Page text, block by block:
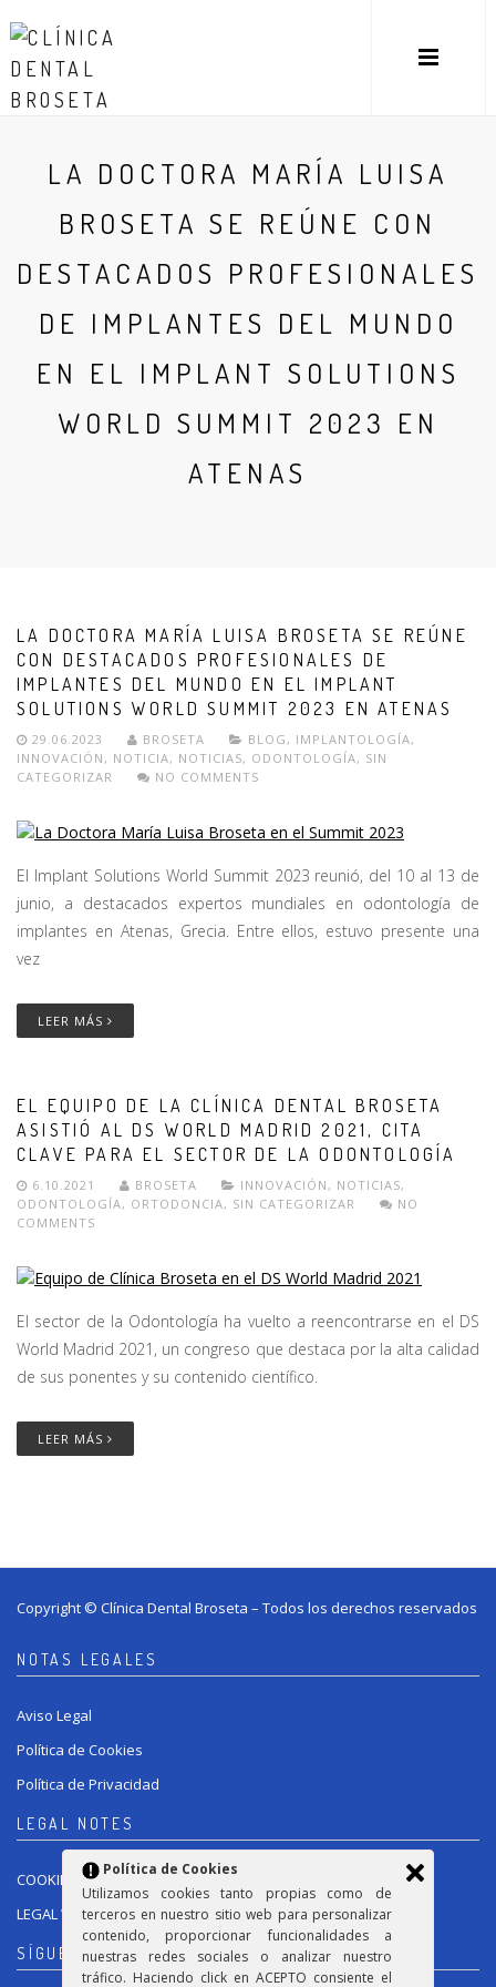
LA DOCTORA MARÍA LUISA
BROSETA SE REÚNE CON
DESTACADOS PROFESIONALES
DE IMPLANTES DEL MUNDO
EN EL IMPLANT SOLUTIONS
WORLD SUMMIT 2023 EN
ATENAS
LA DOCTORA MARÍA LUISA BROSETA SE REÚNE
CON DESTACADOS PROFESIONALES DE
IMPLANTES DEL MUNDO EN EL IMPLANT
SOLUTIONS WORLD SUMMIT 2023 EN ATENAS
29.06.2023 BROSETA BLOG , IMPLANTOLOGÍA,
INNOVACIÓN , NOTICIA, NOTICIAS, ODONTOLOGÍA, SIN
CATEGORIZAR
NO COMMENTS
El Implant Solutions World Summit 2023 reunió, del 10 al 13 de
junio, a destacados expertos mundiales en odontología de
implantes en Atenas, Grecia. Entre ellos, estuvo presente una
vez
LEER MÁS
EL EQUIPO DE LA CLÍNICA DENTAL BROSETA
ASISTIÓ AL DS WORLD MADRID 2021, CITA
CLAVE PARA EL SECTOR DE LA ODONTOLOGÍA
6.10.2021 BROSETA INNOVACIÓN , NOTICIAS,
ODONTOLOGÍA, ORTODONCIA, SIN CATEGORIZAR
NO
COMMENTS
El sector de la Odontología ha vuelto a reencontrarse en el DS
World Madrid 2021, un congreso que destaca por la alta calidad
de sus ponentes y su contenido científico.
LEER MÁS
Copyright © Clínica Dental Broseta – Todos los derechos reservados
NOTAS LEGALES
Aviso Legal
Política de Cookies
Política de Privacidad
LEGAL NOTES
COOKIES POLICY
LEGAL WARNING
SÍGUENOS / FOLLOW US
Política de Cookies
Utilizamos cookies tanto propias como de
terceros en nuestro sitio web para personalizar
contenido, proporcionar funcionalidades a
nuestras redes sociales o analizar nuestro
tráfico. Haciendo click en ACEPTO consiente el